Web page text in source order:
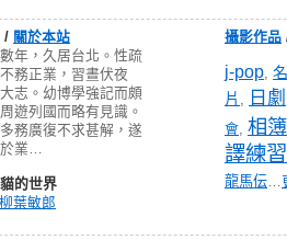
/ 關於本站
年，久居台北。性疏
務正業，習晝伏夜
志。幼博學強記而頗
遊列國而略有見識。
務廣復不求甚解，遂
於業…
的世界
柳葉敏郎
攝影作品
j-pop,
片 , 日劇
會, 相簿
譯練習
龍馬伝…